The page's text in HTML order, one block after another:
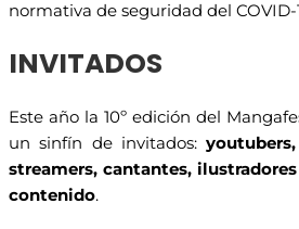
normativa de seguridad del COVID-
INVITADOS
Este año la 10º edición del
un sinfín de invitados:
streamers, cantantes,
contenido.